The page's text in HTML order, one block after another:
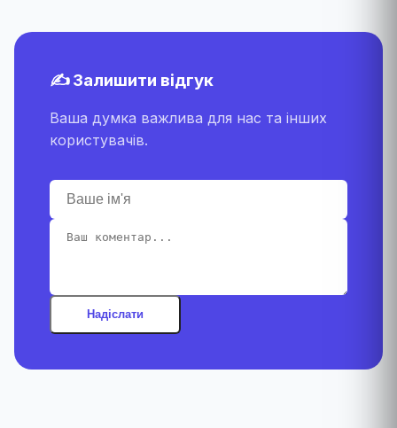
✍️ Залишити відгук
Ваша думка важлива для нас та інших
користувачів.
Надіслати